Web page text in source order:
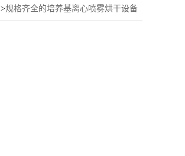
>规格齐全的培养基离心喷雾烘干设备